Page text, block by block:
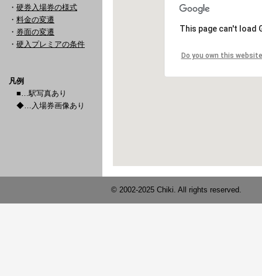
・ 硬券入場券の様式
・ 料金の変遷
・ 券面の変遷
・ 硬入プレミアの条件
凡例
■…駅写真あり
◆…入場券画像あり
© 2002-2025 Chiki. All rights reserved.